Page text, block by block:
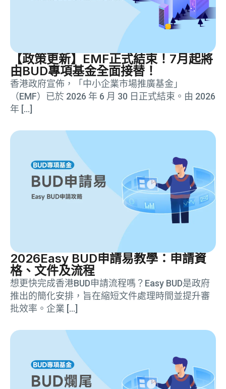
【政策更新】EMF正式結束！7月起將
由BUD專項基金全面接替！
香港政府宣佈，「中小企業市場推廣基金」
（EMF）已於 2026 年 6 月 30 日正式結束。由 2026
年 […]
2026Easy BUD申請易教學：申請資
格、文件及流程
想更快完成香港BUD申請流程嗎？Easy BUD是政府
推出的簡化安排，旨在縮短文件處理時間並提升審
批效率。企業 […]